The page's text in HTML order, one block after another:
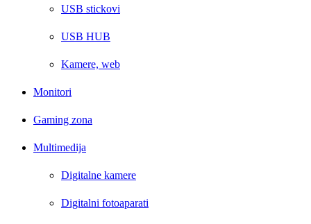
USB stickovi
USB HUB
Kamere, web
Monitori
Gaming zona
Multimedija
Digitalne kamere
Digitalni fotoaparati